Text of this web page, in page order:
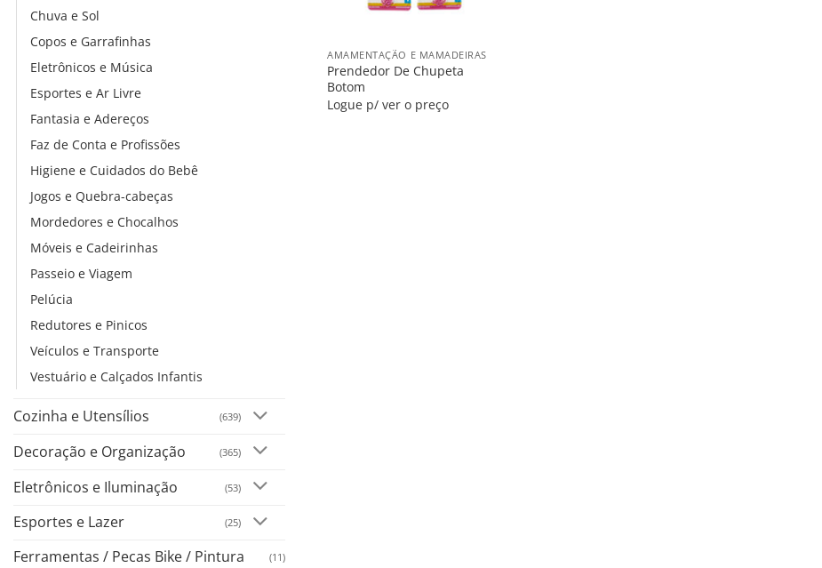
Chuva e Sol
Copos e Garrafinhas
Eletrônicos e Música
Esportes e Ar Livre
Fantasia e Adereços
Faz de Conta e Profissões
Higiene e Cuidados do Bebê
Jogos e Quebra-cabeças
Mordedores e Chocalhos
Móveis e Cadeirinhas
Passeio e Viagem
Pelúcia
Redutores e Pinicos
Veículos e Transporte
Vestuário e Calçados Infantis
Cozinha e Utensílios (639)
Decoração e Organização (365)
Eletrônicos e Iluminação (53)
Esportes e Lazer (25)
Ferramentas / Pecas Bike / Pintura (11)
AMAMENTAÇÃO E MAMADEIRAS
Prendedor De Chupeta
Botom
Logue p/ ver o preço